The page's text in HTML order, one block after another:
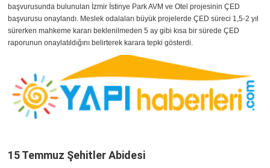
başvurusunda bulunulan İzmir İstinye Park AVM ve Otel projesinin ÇED
başvurusu onaylandı. Meslek odalaları büyük projelerde ÇED süreci 1,5-2 yıl
sürerken mahkeme kararı beklenilmeden 5 ay gibi kısa bir sürede ÇED
raporunun onaylatıldığını belirterek karara tepki gösterdi.
15 Temmuz Şehitler Abidesi